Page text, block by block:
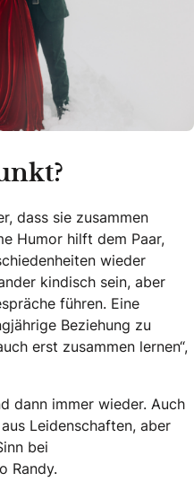
dass sie zusammen
Humor hilft dem Paar,
wieder
kindisch sein, aber
führen. Eine
Beziehung zu
erst zusammen lernen“,
dann immer wieder. Auch
Leidenschaften, aber
bei
Randy.